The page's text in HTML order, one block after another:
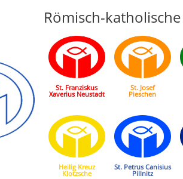
Römisch-
St. Franziskus
Xaverius Neustadt
St. Josef
Pieschen
Heilig Kreuz
Klotzsche
St. Petrus Canisius
Pillnitz